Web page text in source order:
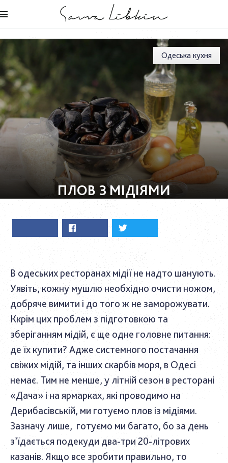
Одеська кухня
ПЛОВ З МІДІЯМИ
В одеських ресторанах мідії не надто шанують.
Уявіть, кожну мушлю необхідно очисти ножом,
добряче вимити і до того ж не заморожувати.
Ккрім цих проблем з підготовкою та
зберіганням мідій, є ще одне головне питання:
де їх купити? Адже системного постачання
свіжих мідій, та інших скарбів моря, в Одесі
немає. Тим не менше, у літній сезон в ресторані
«Дача» і на ярмарках, які проводимо на
Дерибасівській, ми готуємо плов із мідіями.
Зазначу лише, готуємо ми багато, бо за день
з’їдається подекуди два-три 20-літрових
казанів. Якщо все зробити правильно, то